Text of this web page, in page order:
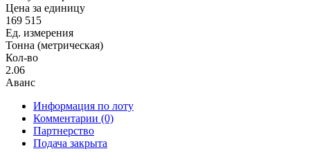
Цена за единицу
169 515
Ед. измерения
Тонна (метрическая)
Кол-во
2.06
Аванс
Информация по лоту
Комментарии (0)
Партнерство
Подача закрыта